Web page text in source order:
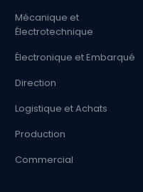
Mécanique et
Électrotechnique
Électronique et Embarqué
Direction
Logistique et Achats
Production
Commercial